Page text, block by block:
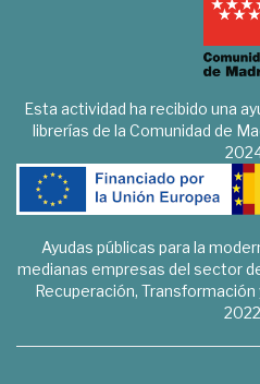
Esta actividad ha recibido una
librerías de la Comunidad de
Ayudas públicas para la
medianas empresas del sector
Recuperación,